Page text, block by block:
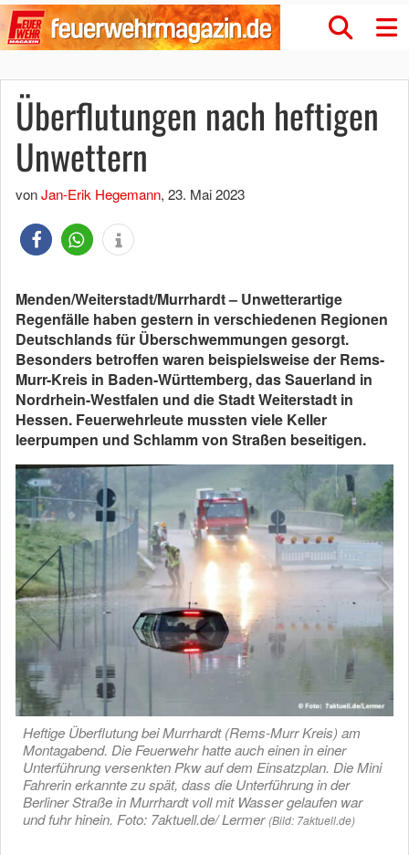
Überflutungen nach heftigen
Unwettern
vonJan-Erik Hegemann, 23. Mai 2023
Menden/Weiterstadt/Murrhardt – Unwetterartige
Regenfälle haben gestern in verschiedenen Regionen
Deutschlands für Überschwemmungen gesorgt.
Besonders betroffen waren beispielsweise der Rems-
Murr-Kreis in Baden-Württemberg, das Sauerland in
Nordrhein-Westfalen und die Stadt Weiterstadt in
Hessen. Feuerwehrleute mussten viele Keller
leerpumpen und Schlamm von Straßen beseitigen.
Heftige Überflutung bei Murrhardt (Rems-Murr Kreis) am
Montagabend. Die Feuerwehr hatte auch einen in einer
Unterführung versenkten Pkw auf dem Einsatzplan. Die Mini
Fahrerin erkannte zu spät, dass die Unterführung in der
Berliner Straße in Murrhardt voll mit Wasser gelaufen war
und fuhr hinein. Foto: 7aktuell.de/ Lermer (Bild: 7aktuell.de)